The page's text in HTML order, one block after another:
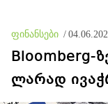
ფინანსები /
Bloomberg-
ლარად